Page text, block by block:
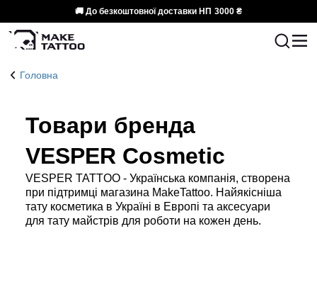
🚚 До безкоштовної доставки НП 3000 ₴
Головна
Товари бренда
VESPER Cosmetic
VESPER TATTOO - Українська компанія, створена
при підтримці магазина MakeTattoo. Найякісніша
тату косметика в Україні в Европі та аксесуари
для тату майстрів для роботи на кожен день.